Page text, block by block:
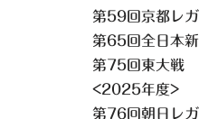
第59回京都レ
第65回全日本
第75回東大
<2025年度>
第76回朝日レ